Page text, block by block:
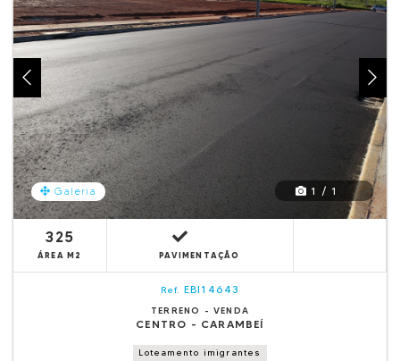
Galeria 1 / 1
325
ÁREA M2 PAVIMENTAÇÃO
Ref. EBI14643
TERRENO - VENDA
CENTRO - CARAMBEÍ
Loteamento imigrantes